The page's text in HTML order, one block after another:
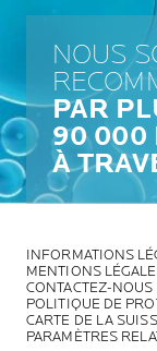
NOUS
PAR
90 000
À
INFORMATIONS
MENTIONS
CONTACTEZ-NOUS
POLITIQUE DE
CARTE DE LA
PARAMÈTRES